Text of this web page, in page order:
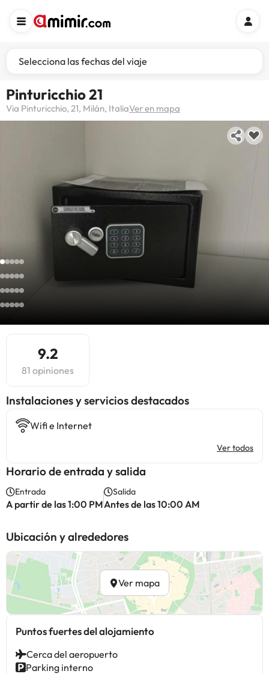
Selecciona las fechas del viaje
Pinturicchio 21
Via Pinturicchio, 21, Milán, ItaliaVer en mapa
9.2
81 opiniones
Instalaciones y servicios destacados
Wifi e Internet
Ver todos
Horario de entrada y salida
Entrada
A partir de las 1:00 PM
Salida
Antes de las 10:00 AM
Ubicación y alrededores
Ver mapa
Puntos fuertes del alojamiento
Cerca del aeropuerto
Parking interno